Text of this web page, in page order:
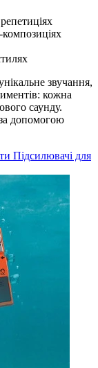
звучання,
кожна
саунду.
допомогою
Підсилювачі для